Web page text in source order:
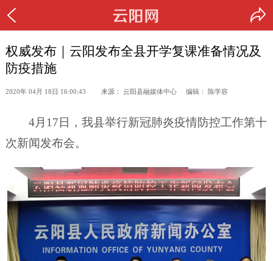
权威发布｜云阳发布全县开学复课准备情况及
防疫措施
2020年 04月 18日 16:00:43 来源： 云阳县融媒体中心 编辑： 陈学容
4月17日，我县举行新冠肺炎疫情防控工作第十
次新闻发布会。